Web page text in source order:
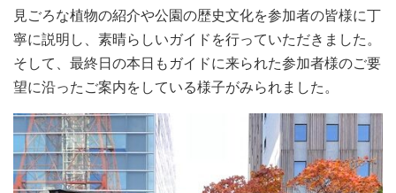
見ごろな植物の紹介や公園の歴史文化を参加者の皆様に丁
寧に説明し、素晴らしいガイドを行っていただきました。
そして、最終日の本日もガイドに来られた参加者様のご要
望に沿ったご案内をしている様子がみられました。